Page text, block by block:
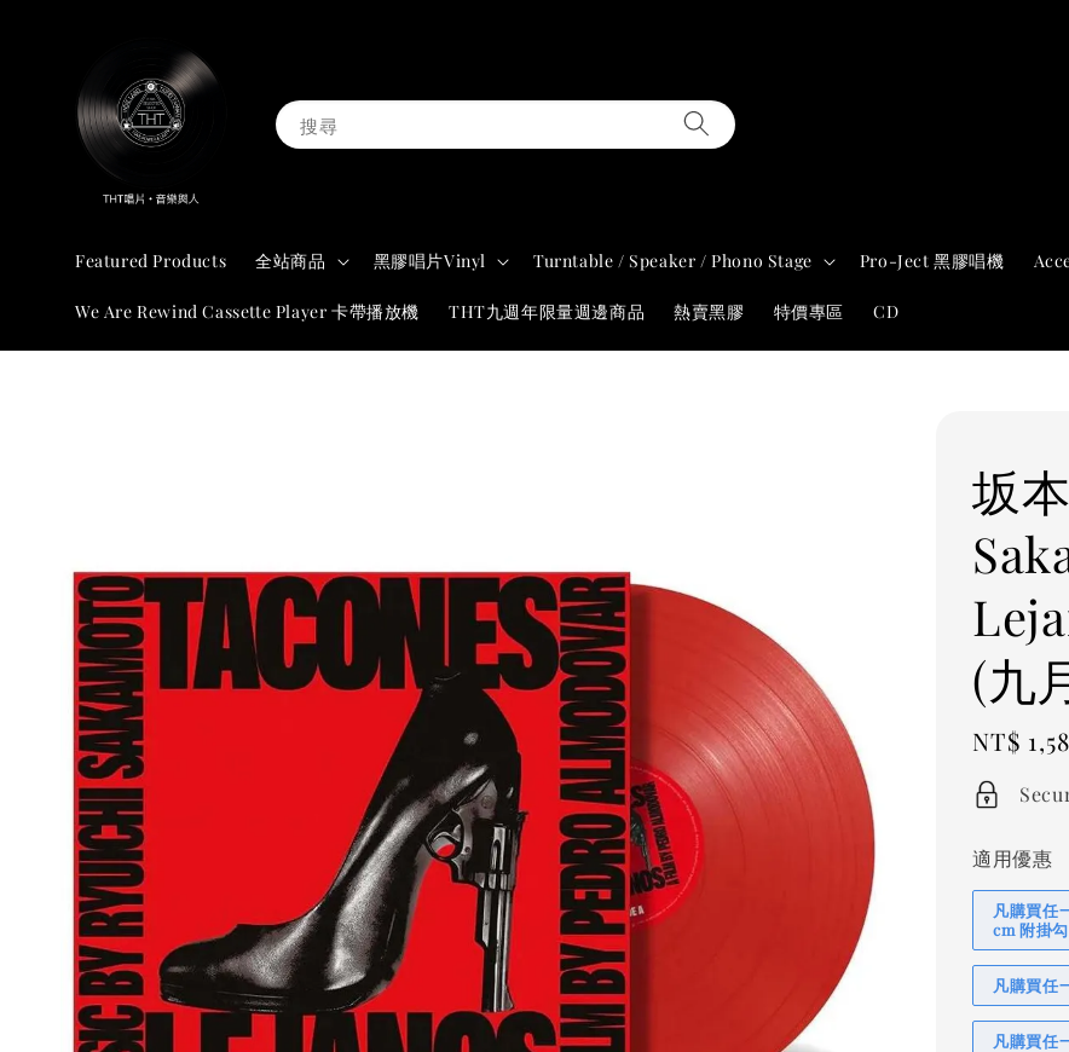
搜尋
Featured Products 全站商品 黑膠唱片Vinyl Turntable / Speaker / Phono Stage Pro-Ject 黑膠唱機
We Are Rewind Cassette Player 卡帶播放機 THT九週年限量週邊商品 熱賣黑膠 特價專區 CD
坂
(九
Regular
price
NT$
適用優惠
凡購買任
cm 附掛
凡購買任
凡購買任